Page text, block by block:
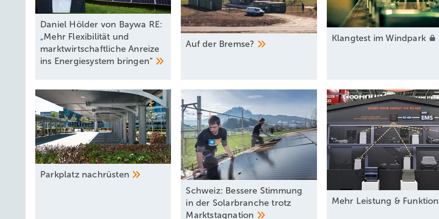
Daniel Hölder von Baywa RE:
„Mehr Flexibilität und
marktwirtschaftliche Anreize
ins Energiesystem bringen“
Auf der Bremse?
Klangtest imWindpark
Parkplatz nachrüsten
Schweiz: Bessere Stimmung
in der Solarbranche trotz
Marktstagnation
Mehr Leistung &